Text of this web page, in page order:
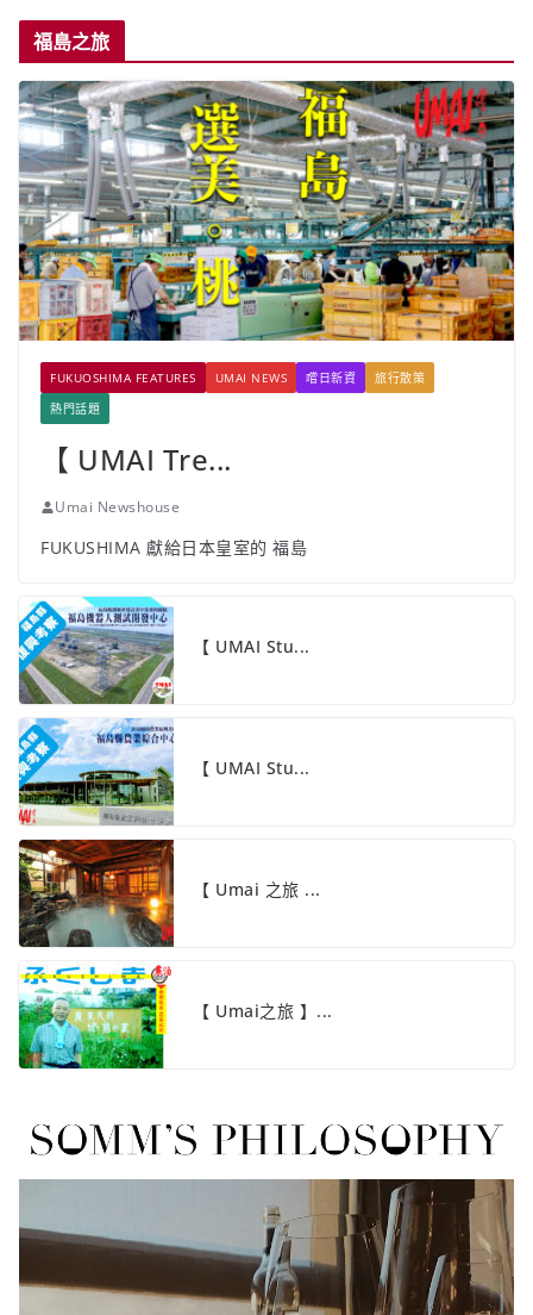
福島之旅
FUKUOSHIMA FEATURES UMAI NEWS 嚐日新資
旅行散策
熱門話題
【 UMAI Tre...
Umai Newshouse
FUKUSHIMA 獻給日本皇室的 福島
【 UMAI Stu...
【 UMAI Stu...
【 Umai 之旅 ...
【 Umai之旅 】...